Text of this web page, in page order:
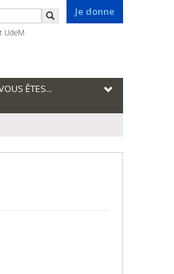
Je donne
Rechercher
UdeM
ÊTES...